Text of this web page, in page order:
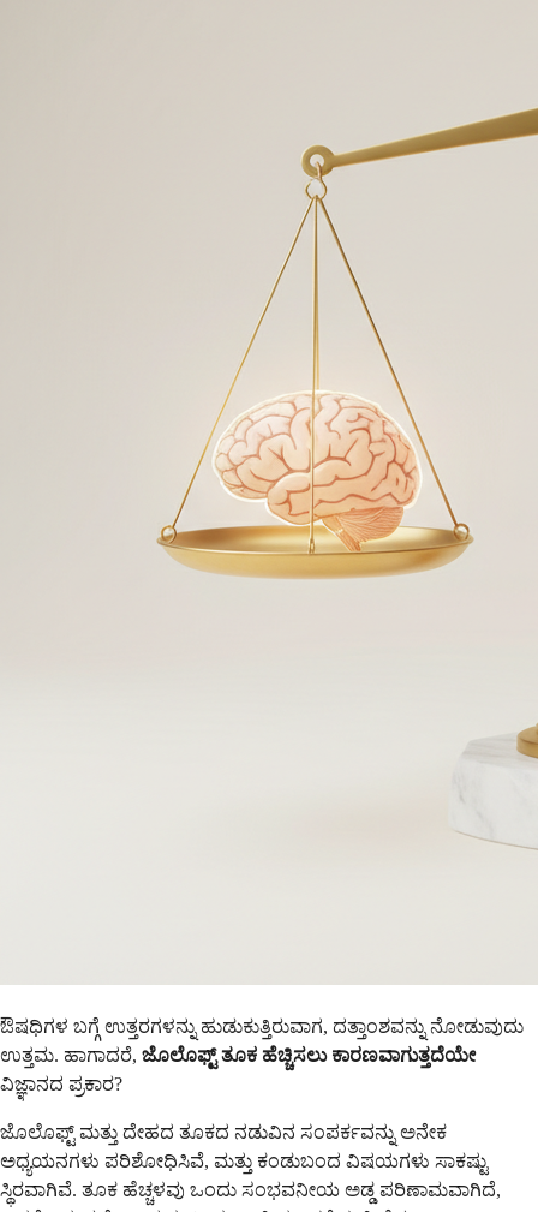
ಔಷಧಿಗಳ ಬಗ್ಗೆ ಉತ್ತರಗಳನ್ನು ಹುಡುಕುತ್ತಿರುವಾಗ, ದತ್ತಾಂಶವನ್ನು ನೋಡುವುದು
ಉತ್ತಮ. ಹಾಗಾದರೆ, ಜೊಲೊಫ್ಟ್ ತೂಕ ಹೆಚ್ಚಿಸಲು ಕಾರಣವಾಗುತ್ತದೆಯೇ
ವಿಜ್ಞಾನದ ಪ್ರಕಾರ?
ಜೊಲೊಫ್ಟ್ ಮತ್ತು ದೇಹದ ತೂಕದ ನಡುವಿನ ಸಂಪರ್ಕವನ್ನು ಅನೇಕ
ಅಧ್ಯಯನಗಳು ಪರಿಶೋಧಿಸಿವೆ, ಮತ್ತು ಕಂಡುಬಂದ ವಿಷಯಗಳು ಸಾಕಷ್ಟು
ಸ್ಥಿರವಾಗಿವೆ. ತೂಕ ಹೆಚ್ಚಳವು ಒಂದು ಸಂಭವನೀಯ ಅಡ್ಡ ಪರಿಣಾಮವಾಗಿದೆ,